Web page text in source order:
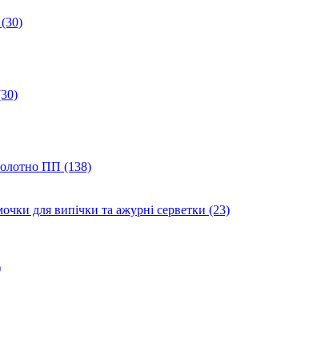
ПП (138)
для випічки та ажурні серветки (23)